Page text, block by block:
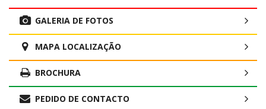
GALERIA DE FOTOS
MAPA LOCALIZAÇÃO
BROCHURA
PEDIDO DE CONTACTO